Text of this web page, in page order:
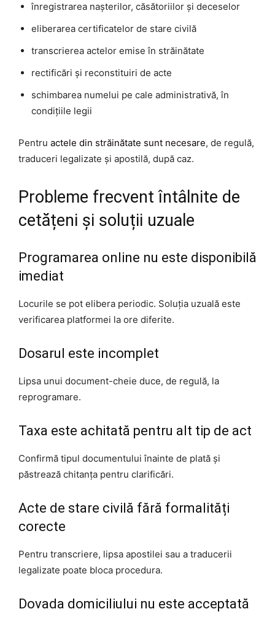
înregistrarea nașterilor, căsătoriilor și deceselor
eliberarea certificatelor de stare civilă
transcrierea actelor emise în străinătate
rectificări și reconstituiri de acte
schimbarea numelui pe cale administrativă, în
condițiile legii
Pentru actele din străinătate sunt necesare, de regulă,
traduceri legalizate și apostilă, după caz.
Probleme frecvent întâlnite de
cetățeni și soluții uzuale
Programarea online nu este disponibilă
imediat
Locurile se pot elibera periodic. Soluția uzuală este
verificarea platformei la ore diferite.
Dosarul este incomplet
Lipsa unui document-cheie duce, de regulă, la
reprogramare.
Taxa este achitată pentru alt tip de act
Confirmă tipul documentului înainte de plată și
păstrează chitanța pentru clarificări.
Acte de stare civilă fără formalități
corecte
Pentru transcriere, lipsa apostilei sau a traducerii
legalizate poate bloca procedura.
Dovada domiciliului nu este acceptată